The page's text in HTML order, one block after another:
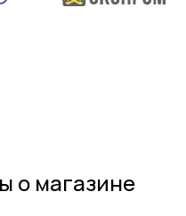
о магазине